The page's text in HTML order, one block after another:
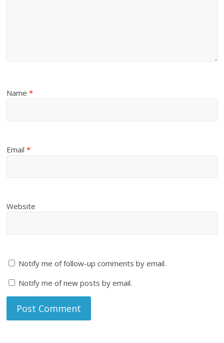
Name*
Email*
Website
Notify me of follow-up comments by email.
Notify me of new posts by email.